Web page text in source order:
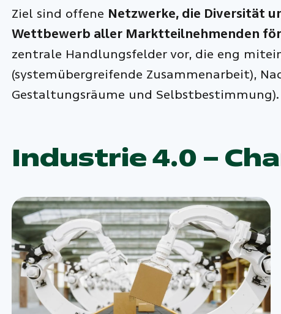
Ziel sind offene Netzwerke, die Diversität
Wettbewerb aller Marktteilnehmenden
zentrale Handlungsfelder vor, die eng
(systemübergreifende Zusammenarbeit),
Gestaltungsräume und Selbstbestimmung).
Industrie 4.0 –